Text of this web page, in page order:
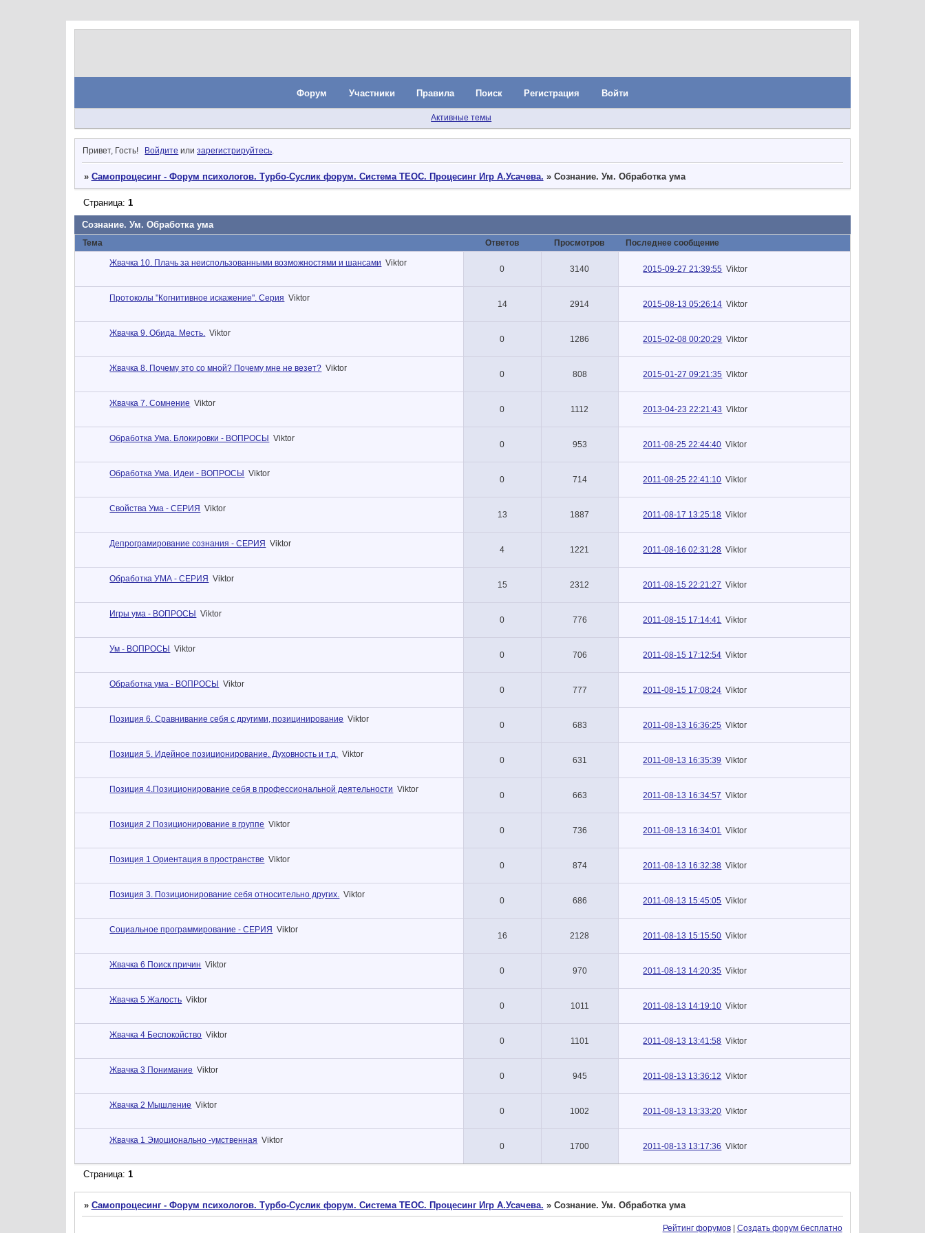
Форум Участники Правила Поиск Регистрация Войти
Активные темы
Привет, Гость! Войдите илизарегистрируйтесь
» Самопроцесинг - Форум психологов. Турбо-Суслик форум. Система ТЕОС. Процесинг Игр А.Усачева. » Сознание. Ум. Обработка ума
Сознание. Ум. Обработка ума
Страница: 1
Тема Ответов Просмотров Последнее сообщение
Жвачка 10. Плачь за неиспользованными возможностями и шансами Viktor
0 3140 2015-09-27 21:39:55 Viktor
Протоколы "Когнитивное искажение". Серия Viktor
14 2914 2015-08-13 05:26:14 Viktor
Жвачка 9. Обида. Месть. Viktor
0 1286 2015-02-08 00:20:29 Viktor
Жвачка 8. Почему это со мной? Почему мне не везет? Viktor
0 808 2015-01-27 09:21:35 Viktor
Жвачка 7. Сомнение Viktor
0 1112 2013-04-23 22:21:43 Viktor
Обработка Ума. Блокировки - ВОПРОСЫ Viktor
0 953 2011-08-25 22:44:40 Viktor
Обработка Ума. Идеи - ВОПРОСЫ Viktor
0 714 2011-08-25 22:41:10 Viktor
Свойства Ума - СЕРИЯ Viktor
13 1887 2011-08-17 13:25:18 Viktor
Депрограмирование сознания - СЕРИЯ Viktor
4 1221 2011-08-16 02:31:28 Viktor
Обработка УМА - СЕРИЯ Viktor
15 2312 2011-08-15 22:21:27 Viktor
Игры ума - ВОПРОСЫ Viktor
0 776 2011-08-15 17:14:41 Viktor
Ум - ВОПРОСЫ Viktor
0 706 2011-08-15 17:12:54 Viktor
Обработка ума - ВОПРОСЫ Viktor
0 777 2011-08-15 17:08:24 Viktor
Позиция 6. Сравнивание себя с другими, позицинирование Viktor
0 683 2011-08-13 16:36:25 Viktor
Позиция 5. Идейное позиционирование. Духовность и т.д. Viktor
0 631 2011-08-13 16:35:39 Viktor
Позиция 4.Позиционирование себя в профессиональной деятельности Viktor
0 663 2011-08-13 16:34:57 Viktor
Позиция 2 Позиционирование в группе Viktor
0 736 2011-08-13 16:34:01 Viktor
Позиция 1 Ориентация в пространстве Viktor
0 874 2011-08-13 16:32:38 Viktor
Позиция 3. Позиционирование себя относительно других. Viktor
0 686 2011-08-13 15:45:05 Viktor
Социальное программирование - СЕРИЯ Viktor
16 2128 2011-08-13 15:15:50 Viktor
Жвачка 6 Поиск причин Viktor
0 970 2011-08-13 14:20:35 Viktor
Жвачка 5 Жалость Viktor
0 1011 2011-08-13 14:19:10 Viktor
Жвачка 4 Беспокойство Viktor
0 1101 2011-08-13 13:41:58 Viktor
Жвачка 3 Понимание Viktor
0 945 2011-08-13 13:36:12 Viktor
Жвачка 2 Мышление Viktor
0 1002 2011-08-13 13:33:20 Viktor
Жвачка 1 Эмоционально -умственная Viktor
0 1700 2011-08-13 13:17:36 Viktor
Страница: 1
» Самопроцесинг - Форум психологов. Турбо-Суслик форум. Система ТЕОС. Процесинг Игр А.Усачева. » Сознание. Ум. Обработка ума
Рейтинг форумов| Создать форум бесплатно